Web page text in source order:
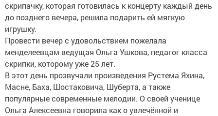
скрипачку, которая готовилась к концерту каждый день
до позднего вечера, решила подарить ей мягкую
игрушку.
Провести вечер с удовольствием пожелала
менделеевцам ведущая Ольга Ушкова, педагог класса
скрипки, которому уже 25 лет.
В этот день прозвучали произведения Рустема Яхина,
Масне, Баха, Шостаковича, Шуберта, а также
популярные современные мелодии. О своей ученице
Ольга Алексеевна говорила как о увлечённой и